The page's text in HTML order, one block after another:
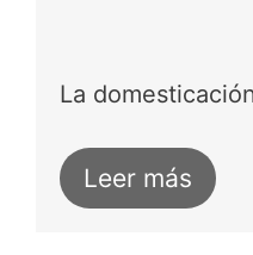
La
Leer más